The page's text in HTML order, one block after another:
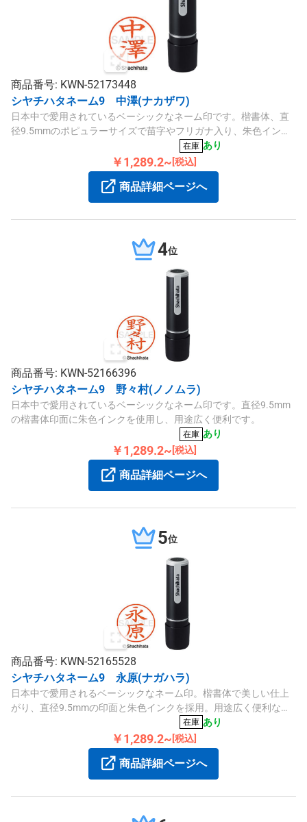
商品番号: KWN-52173448
シヤチハタネーム9 中澤(ナカザワ)
日本中で愛用されているベーシックなネーム印です。楷書体、直
径9.5mmのポピュラーサイズで苗字やフリガナ入り、朱色インク
在庫 あり
￥1,289.2~ [税込]
商品詳細ページへ
4位
商品番号: KWN-52166396
シヤチハタネーム9 野々村(ノノムラ)
日本中で愛用されているベーシックなネーム印です。直径9.5mm
の楷書体印面に朱色インクを使用し、用途広く便利です。
在庫 あり
￥1,289.2~ [税込]
商品詳細ページへ
5位
商品番号: KWN-52165528
シヤチハタネーム9 永原(ナガハラ)
日本中で愛用されるベーシックなネーム印。楷書体で美しい仕上
がり、直径9.5mmの印面と朱色インクを採用。用途広く便利なポ
在庫 あり
￥1,289.2~ [税込]
商品詳細ページへ